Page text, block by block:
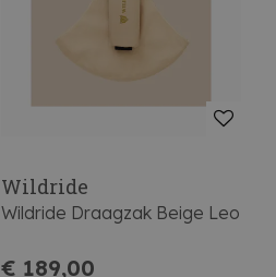
Wildride
Wildride Draagzak Beige Leo
€ 189,00